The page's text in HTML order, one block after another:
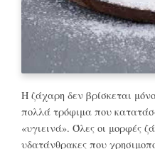
Η ζάχαρη δεν βρίσκεται
πολλά τρόφιμα που
«υγιεινά». Όλες οι μορφές
υδατάνθρακες που